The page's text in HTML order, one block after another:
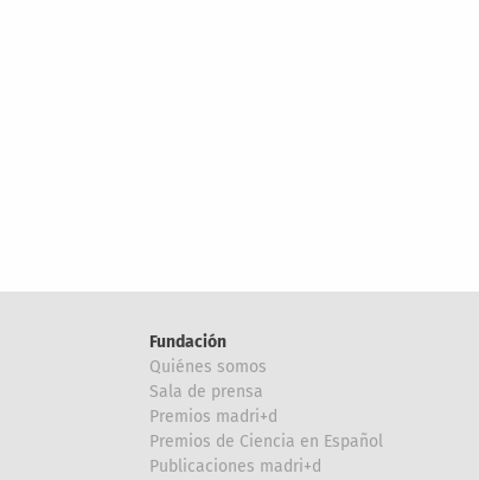
Fundación
Quiénes somos
Sala de prensa
Premios madri+d
Premios de Ciencia en Español
Publicaciones madri+d